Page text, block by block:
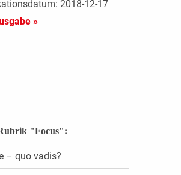
2018-12-17
»
"Focus":
– quo vadis?